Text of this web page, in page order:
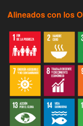
Alineados con los